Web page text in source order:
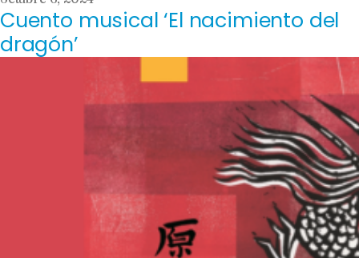
Cuento musical ‘El nacimiento del
dragón’